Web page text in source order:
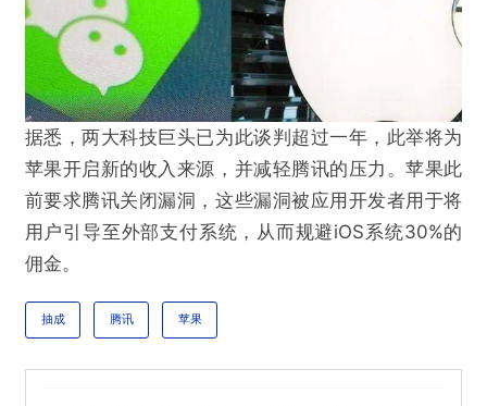
据悉，两大科技巨头已为此谈判超过一年，此举将为
苹果开启新的收入来源，并减轻腾讯的压力。苹果此
前要求腾讯关闭漏洞，这些漏洞被应用开发者用于将
用户引导至外部支付系统，从而规避iOS系统30%的
佣金。
抽成 腾讯 苹果